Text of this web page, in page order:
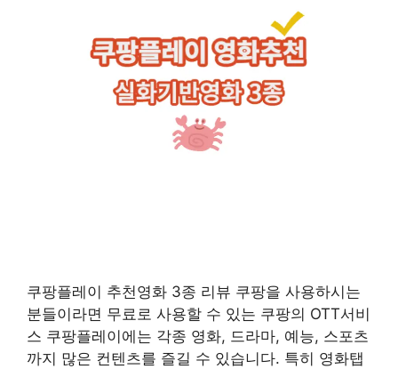
쿠팡플레이 추천영화 3종 리뷰 쿠팡을 사용하시는
분들이라면 무료로 사용할 수 있는 쿠팡의 OTT서비
스 쿠팡플레이에는 각종 영화, 드라마, 예능, 스포츠
까지 많은 컨텐츠를 즐길 수 있습니다. 특히 영화탭